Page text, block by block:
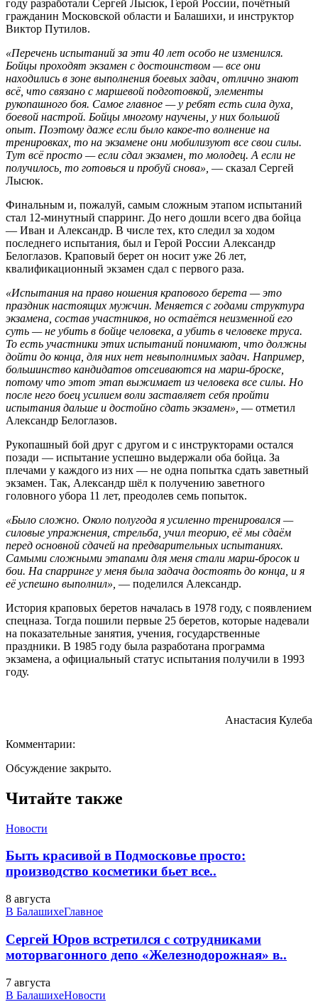
году разработали Сергей Лысюк, Герой России, почётный
гражданин Московской области и Балашихи, и инструктор
Виктор Путилов.
«Перечень испытаний за эти 40 лет особо не изменился.
Бойцы проходят экзамен с достоинством — все они
находились в зоне выполнения боевых задач, отлично знают
всё, что связано с маршевой подготовкой, элементы
рукопашного боя. Самое главное — у ребят есть сила духа,
боевой настрой. Бойцы многому научены, у них большой
опыт. Поэтому даже если было какое-то волнение на
тренировках, то на экзамене они мобилизуют все свои силы.
Тут всё просто — если сдал экзамен, то молодец. А если не
получилось, то готовься и пробуй снова», — сказал Сергей
Лысюк.
Финальным и, пожалуй, самым сложным этапом испытаний
стал 12-минутный спарринг. До него дошли всего два бойца
— Иван и Александр. В числе тех, кто следил за ходом
последнего испытания, был и Герой России Александр
Белоглазов. Краповый берет он носит уже 26 лет,
квалификационный экзамен сдал с первого раза.
«Испытания на право ношения крапового берета — это
праздник настоящих мужчин. Меняется с годами структура
экзамена, состав участников, но остаётся неизменной его
суть — не убить в бойце человека, а убить в человеке труса.
То есть участники этих испытаний понимают, что должны
дойти до конца, для них нет невыполнимых задач. Например,
большинство кандидатов отсеиваются на марш-броске,
потому что этот этап выжимает из человека все силы. Но
после него боец усилием воли заставляет себя пройти
испытания дальше и достойно сдать экзамен», — отметил
Александр Белоглазов.
Рукопашный бой друг с другом и с инструкторами остался
позади — испытание успешно выдержали оба бойца. За
плечами у каждого из них — не одна попытка сдать заветный
экзамен. Так, Александр шёл к получению заветного
головного убора 11 лет, преодолев семь попыток.
«Было сложно. Около полугода я усиленно тренировался —
силовые упражнения, стрельба, учил теорию, её мы сдаём
перед основной сдачей на предварительных испытаниях.
Самыми сложными этапами для меня стали марш-бросок и
бои. На спарринге у меня была задача достоять до конца, и я
её успешно выполнил», — поделился Александр.
История краповых беретов началась в 1978 году, с появлением
спецназа. Тогда пошили первые 25 беретов, которые надевали
на показательные занятия, учения, государственные
праздники. В 1985 году была разработана программа
экзамена, а официальный статус испытания получили в 1993
году.
Анастасия Кулеба
Комментарии:
Обсуждение закрыто.
Читайте также
Новости
Быть красивой в Подмосковье просто:
производство косметики бьет все..
8 августа
В БалашихеГлавное
Сергей Юров встретился с сотрудниками
моторвагонного депо «Железнодорожная» в..
7 августа
В БалашихеНовости